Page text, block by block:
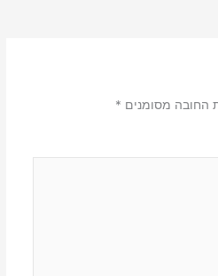
החובה מסומנים *